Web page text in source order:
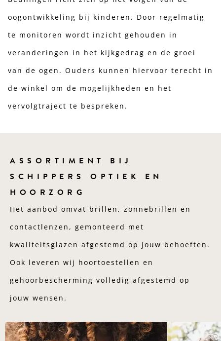
oogontwikkeling bij kinderen. Door regelmatig
te monitoren wordt inzicht gehouden in
veranderingen in het kijkgedrag en de groei
van de ogen. Ouders kunnen hiervoor terecht in
de winkel om de mogelijkheden en het
vervolgtraject te bespreken.
ASSORTIMENT BIJ
SCHIPPERS OPTIEK EN
HOORZORG
Het aanbod omvat brillen, zonnebrillen en
contactlenzen, gemonteerd met
kwaliteitsglazen afgestemd op jouw behoeften.
Ook leveren wij hoortoestellen en
gehoorbescherming volledig afgestemd op
jouw wensen.